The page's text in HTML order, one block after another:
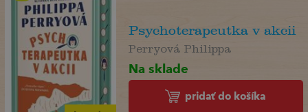
Psychoterapeutka v akcii
Perryová Philippa
Na sklade
pridať do košíka